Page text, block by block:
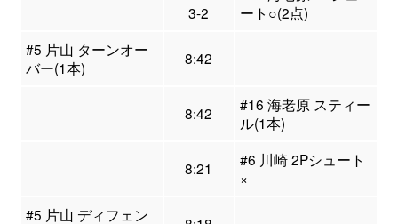
3-2
ート○(2点)
#5 片山 ターンオー
バー(1本)
8:42
8:42
#16 海老原 スティー
ル(1本)
8:21
#6 川崎 2Pシュート
×
#5 片山 ディフェン